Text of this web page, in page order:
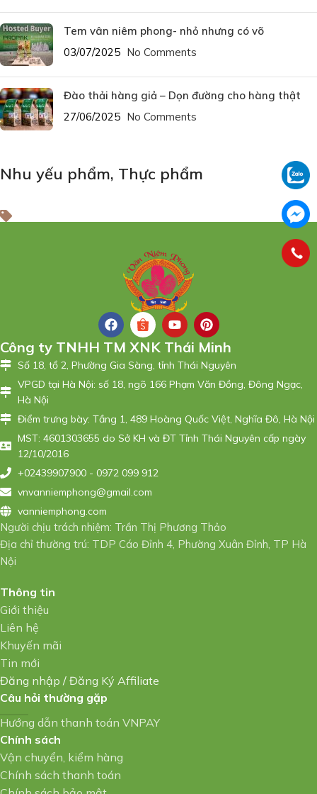
Tem vân niêm phong- nhỏ nhưng có võ
03/07/2025 No Comments
Đào thải hàng giả – Dọn đường cho hàng thật
27/06/2025 No Comments
Nhu yếu phẩm, Thực phẩm
Công ty TNHH TM XNK Thái Minh
Số 18, tổ 2, Phường Gia Sàng, tỉnh Thái Nguyên
VPGD tại Hà Nội: số 18, ngõ 166 Phạm Văn Đồng, Đông Ngạc,
Hà Nội
Điểm trưng bày: Tầng 1, 489 Hoàng Quốc Việt, Nghĩa Đô, Hà Nội
MST: 4601303655 do Sở KH và ĐT Tỉnh Thái Nguyên cấp ngày
12/10/2016
+02439907900 - 0972 099 912
vnvanniemphong@gmail.com
vanniemphong.com
Người chịu trách nhiệm: Trần Thị Phương Thảo
Địa chỉ thường trú: TDP Cáo Đỉnh 4, Phường Xuân Đỉnh, TP Hà
Nội
Thông tin
Giới thiệu
Liên hệ
Khuyến mãi
Tin mới
Đăng nhập / Đăng Ký Affiliate
Câu hỏi thường gặp
Hướng dẫn thanh toán VNPAY
Chính sách
Vận chuyển, kiểm hàng
Chính sách thanh toán